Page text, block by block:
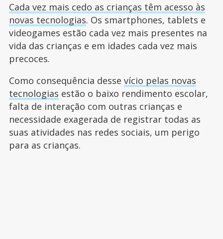
Cada vez mais cedo as crianças têm acesso às
novas tecnologias. Os smartphones, tablets e
videogames estão cada vez mais presentes na
vida das crianças e em idades cada vez mais
precoces.
Como consequência desse vício pelas novas
tecnologias estão o baixo rendimento escolar,
falta de interação com outras crianças e
necessidade exagerada de registrar todas as
suas atividades nas redes sociais, um perigo
para as crianças.